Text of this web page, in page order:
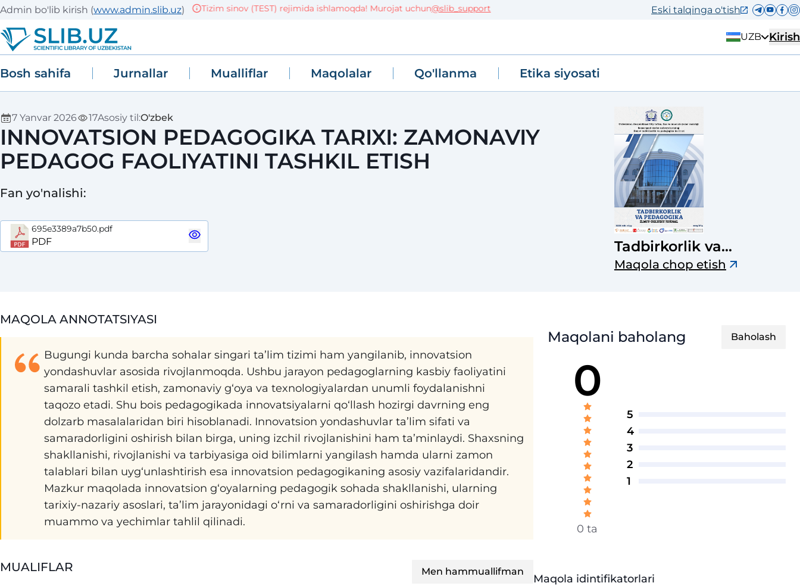
Admin bo'lib kirish (www.admin.slib.uz) Tizim sinov (TEST) rejimida ishlamoqda! Murojat uchun@slib_support Eski talqinga o'tish
UZB Kirish
Bosh sahifa Jurnallar Mualliflar Maqolalar Qo'llanma Etika siyosati
7 Yanvar 2026 17Asosiy til:O'zbek
INNOVATSION PEDAGOGIKA TARIXI: ZAMONAVIY
PEDAGOG FAOLIYATINI TASHKIL ETISH
Fan yo'nalishi:
695e3389a7b50.pdf
PDF
Tadbirkorlik va
pedagogika ilmiy-
Maqola chop etish
MAQOLA ANNOTATSIYASI
Bugungi kunda barcha sohalar singari ta’lim tizimi ham yangilanib, innovatsion
yondashuvlar asosida rivojlanmoqda. Ushbu jarayon pedagoglarning kasbiy faoliyatini
samarali tashkil etish, zamonaviy g‘oya va texnologiyalardan unumli foydalanishni
taqozo etadi. Shu bois pedagogikada innovatsiyalarni qo‘llash hozirgi davrning eng
dolzarb masalalaridan biri hisoblanadi. Innovatsion yondashuvlar ta’lim sifati va
samaradorligini oshirish bilan birga, uning izchil rivojlanishini ham ta’minlaydi. Shaxsning
shakllanishi, rivojlanishi va tarbiyasiga oid bilimlarni yangilash hamda ularni zamon
talablari bilan uyg‘unlashtirish esa innovatsion pedagogikaning asosiy vazifalaridandir.
Mazkur maqolada innovatsion g‘oyalarning pedagogik sohada shakllanishi, ularning
tarixiy-nazariy asoslari, ta’lim jarayonidagi o‘rni va samaradorligini oshirishga doir
muammo va yechimlar tahlil qilinadi.
MUALIFLAR Men hammuallifman
Maqolani baholang Baholash
0
0 ta
5
4
3
2
1
Maqola idintifikatorlari